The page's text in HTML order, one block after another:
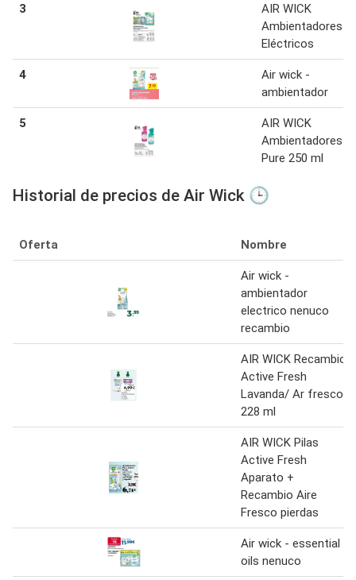
3
AIR WICK
Ambientadores
Eléctricos
4
Air wick -
ambientador
5
AIR WICK
Ambientadores
Pure 250 ml
Historial de precios de Air Wick 🕒
Oferta Nombre
Air wick -
ambientador
electrico nenuco
recambio
AIR WICK Recambio
Active Fresh
Lavanda/ Ar fresco
228 ml
AIR WICK Pilas
Active Fresh
Aparato +
Recambio Aire
Fresco pierdas
Air wick - essential
oils nenuco